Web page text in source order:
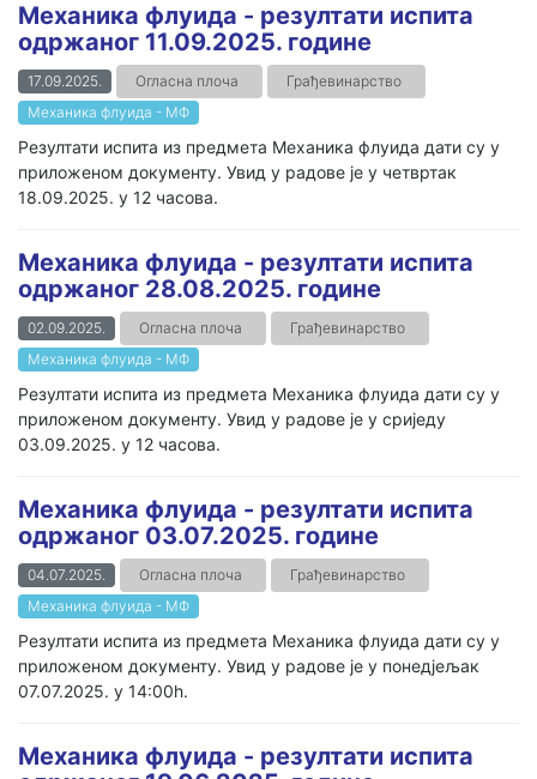
Механика флуида - резултати испита
одржаног 11.09.2025. године
17.09.2025. Огласна плоча
Грађевинарство
Механика флуида - МФ
Резултати испита из предмета Механика флуида дати су у
приложеном документу. Увид у радове је у четвртак
18.09.2025. у 12 часова.
Механика флуида - резултати испита
одржаног 28.08.2025. године
02.09.2025. Огласна плоча
Грађевинарство
Механика флуида - МФ
Резултати испита из предмета Механика флуида дати су у
приложеном документу. Увид у радове је у сриједу
03.09.2025. у 12 часова.
Механика флуида - резултати испита
одржаног 03.07.2025. године
04.07.2025. Огласна плоча
Грађевинарство
Механика флуида - МФ
Резултати испита из предмета Механика флуида дати су у
приложеном документу. Увид у радове је у понедјељак
07.07.2025. у 14:00h.
Механика флуида - резултати испита